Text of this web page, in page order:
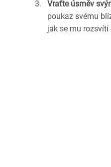
Vraťte úsměv
poukaz svému
jak se mu rozsvítí